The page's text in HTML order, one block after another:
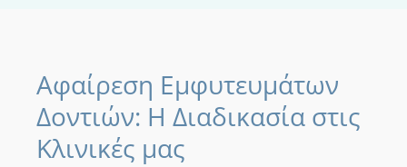
Αφαίρεση Εμφυτευμάτων
Δοντιών: Η Διαδικασία στις
Κλινικές μας